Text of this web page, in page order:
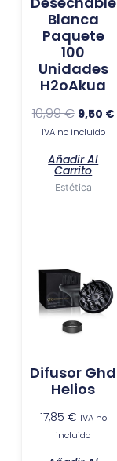
Blanca
Paquete
100
Unidades
H2oAkua
10,99€ 9,50 €
IVA no incluido
Añadir Al
Carrito
Estética
Difusor Ghd
Helios
17,85 € IVA no
incluido